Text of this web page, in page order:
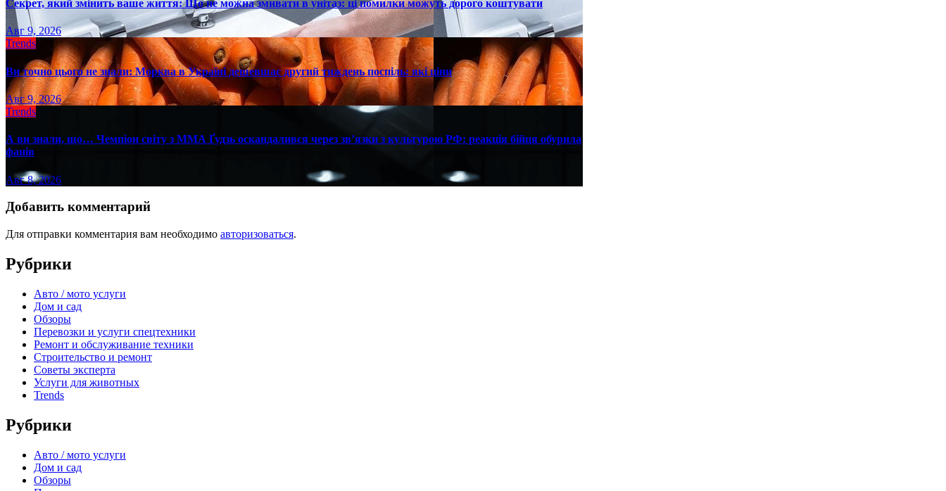
Секрет, який змінить ваше життя: Що не можна змивати в унітаз: ці помилки можуть дорого коштувати
Авг 9, 2026
Trends
Ви точно цього не знали: Морква в Україні дешевшає другий тиждень поспіль: які ціни
Авг 9, 2026
Trends
А ви знали, що… Чемпіон світу з ММА Ґудзь оскандалився через зв’язки з культурою РФ: реакція бійця обурила
фанів
Авг 8, 2026
Добавить комментарий
Для отправки комментария вам необходимо авторизоваться.
Рубрики
Авто / мото услуги
Дом и сад
Обзоры
Перевозки и услуги спецтехники
Ремонт и обслуживание техники
Строительство и ремонт
Советы эксперта
Услуги для животных
Trends
Рубрики
Авто / мото услуги
Дом и сад
Обзоры